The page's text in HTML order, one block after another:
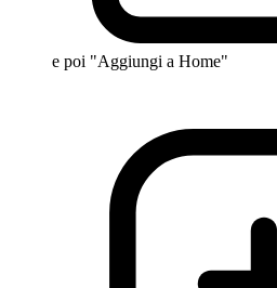
e poi "Aggiungi a Home"